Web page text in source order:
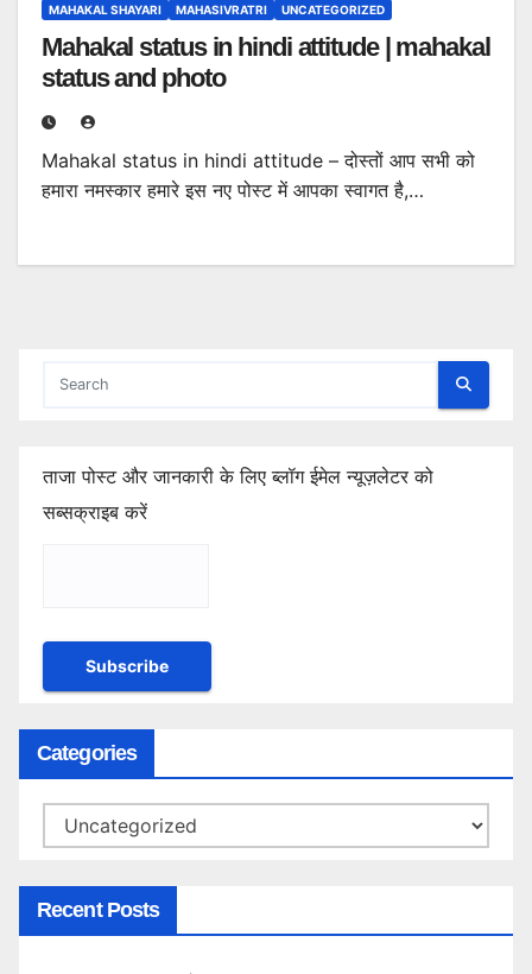
MAHAKAL SHAYARI MAHASIVRATRI UNCATEGORIZED
Mahakal status in hindi attitude | mahakal
status and photo
Mahakal status in hindi attitude – दोस्तों आप सभी को
हमारा नमस्कार हमारे इस नए पोस्ट में आपका स्वागत है,…
ताजा पोस्ट और जानकारी के लिए ब्लॉग ईमेल न्यूज़लेटर को
सब्सक्राइब करें
Categories
Categories
Recent Posts